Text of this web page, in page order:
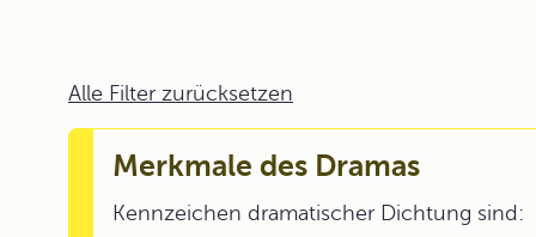
Alle Filter zurücksetzen
Merkmale des Dramas
Kennzeichen dramatischer Dichtung sind: